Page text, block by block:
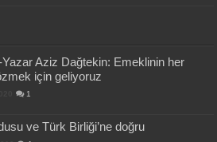
Aziz Dağtekin: Emeklinin her
için geliyoruz
1
ve Türk Birliği’ne doğru